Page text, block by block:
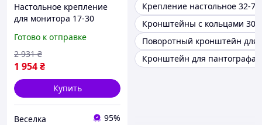
Настольное крепление
для монитора 17-30
высоты и угла наклона
черное FLAME
Готово к отправке
1 954₴
2 931 ₴
Купить
Веселка 95%
Крепление настольное 32-75
Кронштейны с кольцами 30
Поворотный кронштейн для
Кронштейн для пантографа